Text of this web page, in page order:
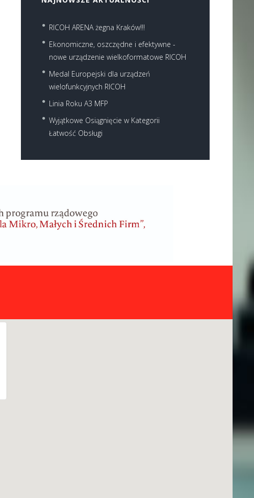
RICOH ARENA żegna Kraków!!!
Ekonomiczne, oszczędne i efektywne -
nowe urządzenie wielkoformatowe RICOH
Medal Europejski dla urządzeń
wielofunkcyjnych RICOH
Linia Roku A3 MFP
Wyjątkowe Osiągnięcie w Kategorii
Łatwość Obsługi